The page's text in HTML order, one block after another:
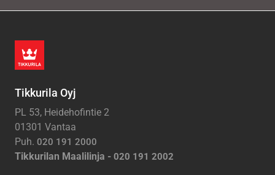
Tikkurila Oyj
PL 53, Heidehofintie 2
01301 Vantaa
Puh. 020 191 2000
Tikkurilan Maalilinja - 020 191 2002